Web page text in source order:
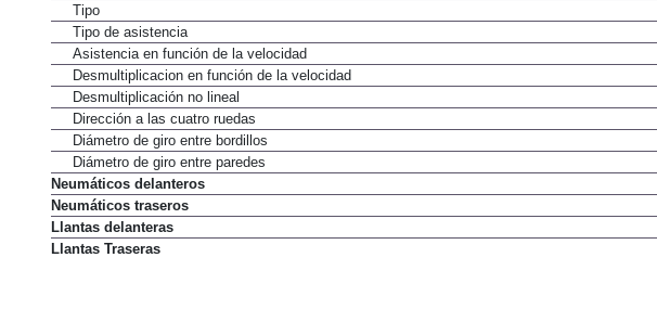
Tipo
Tipo de asistencia
Asistencia en función de la velocidad
Desmultiplicacion en función de la velocidad
Desmultiplicación no lineal
Dirección a las cuatro ruedas
Diámetro de giro entre bordillos
Diámetro de giro entre paredes
Neumáticos delanteros
Neumáticos traseros
Llantas delanteras
Llantas Traseras